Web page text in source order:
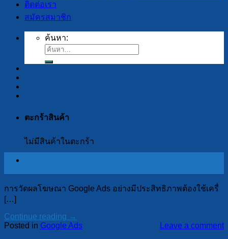
ติดต่อเรา
สมัครสมาชิก
ค้นหา:
ตะกร้าสินค้า
ไม่มีสินค้าในตะกร้า
การวัดผลโฆษณา Google Ads อย่างมีประสิทธิภาพต้องใช้เครื่
[…]
Continue reading →
Posted in Google Ads Leave a comment